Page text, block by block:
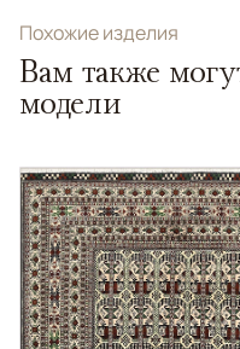
Похожие изделия
Вам также
модели